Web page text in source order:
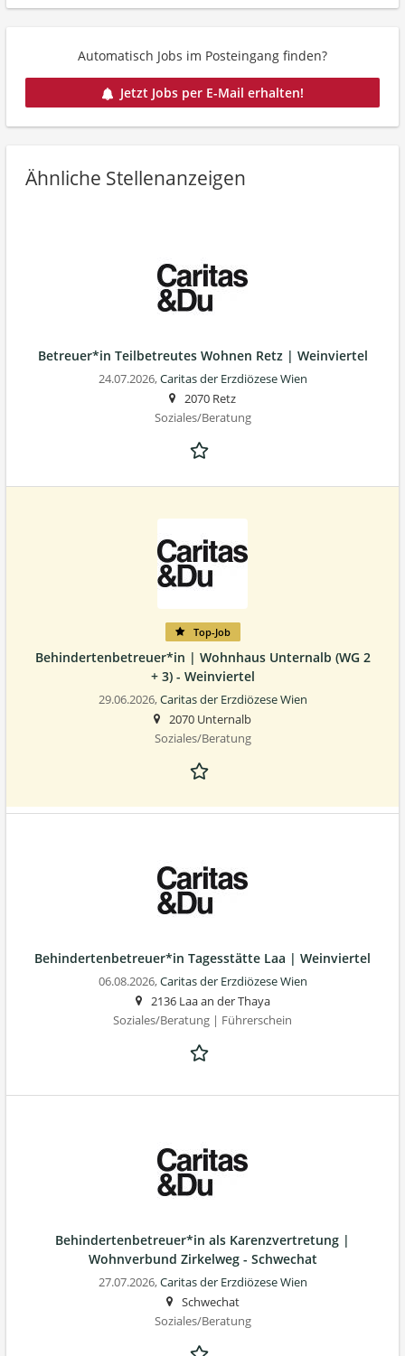
Automatisch Jobs im Posteingang finden?
Jetzt Jobs per E-Mail erhalten!
Ähnliche Stellenanzeigen
Betreuer*in Teilbetreutes Wohnen Retz | Weinviertel
24.07.2026,Caritas der Erzdiözese Wien
2070 Retz
Soziales/Beratung
Top-Job
Behindertenbetreuer*in | Wohnhaus Unternalb (WG 2
+ 3) - Weinviertel
29.06.2026,Caritas der Erzdiözese Wien
2070 Unternalb
Soziales/Beratung
Behindertenbetreuer*in Tagesstätte Laa | Weinviertel
06.08.2026,Caritas der Erzdiözese Wien
2136 Laa an der Thaya
Soziales/Beratung | Führerschein
Behindertenbetreuer*in als Karenzvertretung |
Wohnverbund Zirkelweg - Schwechat
27.07.2026,Caritas der Erzdiözese Wien
Schwechat
Soziales/Beratung